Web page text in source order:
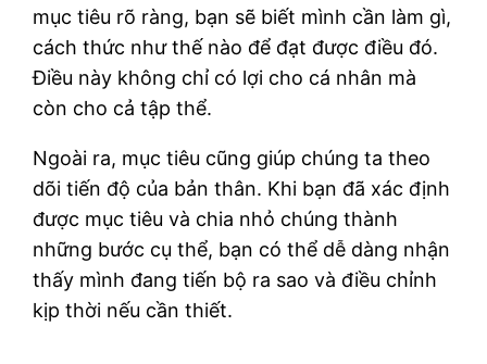
mục tiêu rõ ràng, bạn sẽ biết mình cần làm gì,
cách thức như thế nào để đạt được điều đó.
Điều này không chỉ có lợi cho cá nhân mà
còn cho cả tập thể.
Ngoài ra, mục tiêu cũng giúp chúng ta theo
dõi tiến độ của bản thân. Khi bạn đã xác định
được mục tiêu và chia nhỏ chúng thành
những bước cụ thể, bạn có thể dễ dàng nhận
thấy mình đang tiến bộ ra sao và điều chỉnh
kịp thời nếu cần thiết.